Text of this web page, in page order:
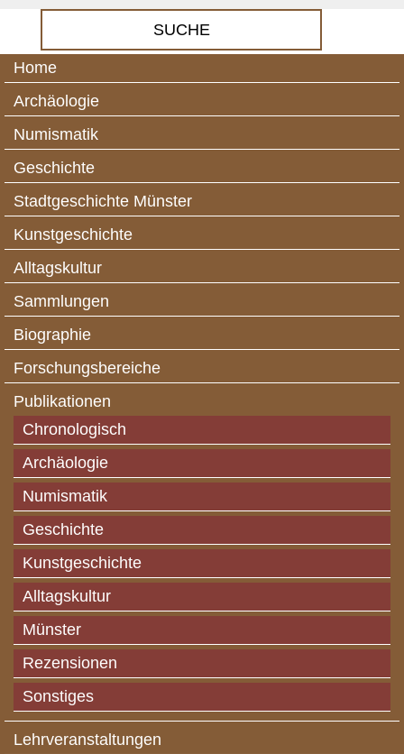
Home
Archäologie
Numismatik
Geschichte
Stadtgeschichte Münster
Kunstgeschichte
Alltagskultur
Sammlungen
Biographie
Forschungsbereiche
Publikationen
Chronologisch
Archäologie
Numismatik
Geschichte
Kunstgeschichte
Alltagskultur
Münster
Rezensionen
Sonstiges
Lehrveranstaltungen